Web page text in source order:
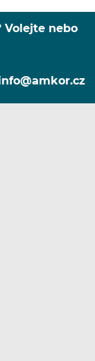
Volejte nebo